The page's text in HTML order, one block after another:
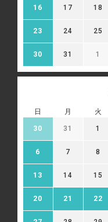
16 17 18
23 24 25
30 31 1
日 月 火
30 31 1
6 7 8
13 14 15
20 21 22